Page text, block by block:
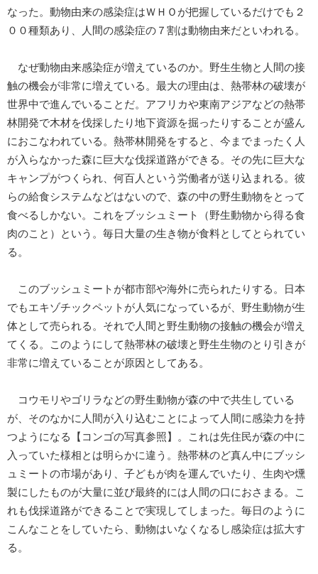
なった。動物由来の感染症はＷＨＯが把握しているだけでも２
００種類あり、人間の感染症の７割は動物由来だといわれる。
なぜ動物由来感染症が増えているのか。野生生物と人間の接
触の機会が非常に増えている。最大の理由は、熱帯林の破壊が
世界中で進んでいることだ。アフリカや東南アジアなどの熱帯
林開発で木材を伐採したり地下資源を掘ったりすることが盛ん
におこなわれている。熱帯林開発をすると、今までまったく人
が入らなかった森に巨大な伐採道路ができる。その先に巨大な
キャンプがつくられ、何百人という労働者が送り込まれる。彼
らの給食システムなどはないので、森の中の野生動物をとって
食べるしかない。これをブッシュミート（野生動物から得る食
肉のこと）という。毎日大量の生き物が食料としてとられてい
る。
このブッシュミートが都市部や海外に売られたりする。日本
でもエキゾチックペットが人気になっているが、野生動物が生
体として売られる。それで人間と野生動物の接触の機会が増え
てくる。このようにして熱帯林の破壊と野生生物のとり引きが
非常に増えていることが原因としてある。
コウモリやゴリラなどの野生動物が森の中で共生している
が、そのなかに人間が入り込むことによって人間に感染力を持
つようになる【コンゴの写真参照】。これは先住民が森の中に
入っていた様相とは明らかに違う。熱帯林のど真ん中にブッシ
ュミートの市場があり、子どもが肉を運んでいたり、生肉や燻
製にしたものが大量に並び最終的には人間の口におさまる。こ
れも伐採道路ができることで実現してしまった。毎日のように
こんなことをしていたら、動物はいなくなるし感染症は拡大す
る。